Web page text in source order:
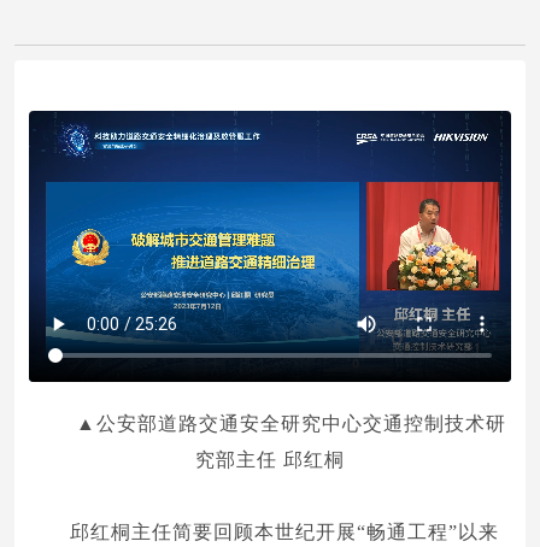
▲公安部道路交通安全研究中心交通控制技术研
究部主任 邱红桐
邱红桐主任简要回顾本世纪开展“畅通工程”以来